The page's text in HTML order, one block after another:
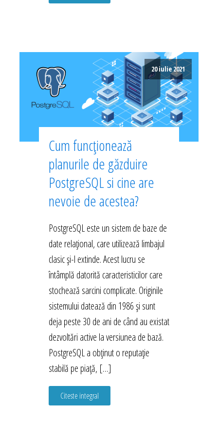
20 iulie 2021
Cum funcționează
planurile de găzduire
PostgreSQL si cine are
nevoie de acestea?
PostgreSQL este un sistem de baze de
date relațional, care utilizează limbajul
clasic și-l extinde. Acest lucru se
întâmplă datorită caracteristicilor care
stochează sarcini complicate. Originile
sistemului datează din 1986 și sunt
deja peste 30 de ani de când au existat
dezvoltări active la versiunea de bază.
PostgreSQL a obținut o reputație
stabilă pe piață, […]
Citeste integral